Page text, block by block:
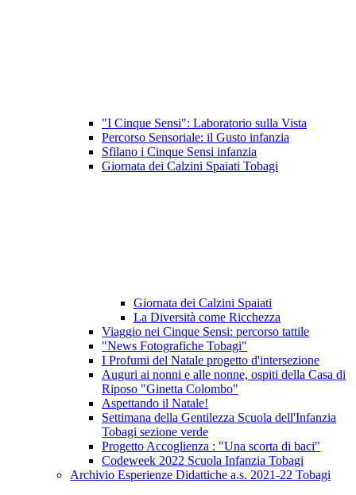
"I Cinque Sensi": Laboratorio sulla Vista
Percorso Sensoriale: il Gusto infanzia
Sfilano i Cinque Sensi infanzia
Giornata dei Calzini Spaiati Tobagi
Giornata dei Calzini Spaiati
La Diversità come Ricchezza
Viaggio nei Cinque Sensi: percorso tattile
"News Fotografiche Tobagi"
I Profumi del Natale progetto d'intersezione
Auguri ai nonni e alle nonne, ospiti della Casa di
Riposo "Ginetta Colombo"
Aspettando il Natale!
Settimana della Gentilezza Scuola dell'Infanzia
Tobagi sezione verde
Progetto Accoglienza : "Una scorta di baci"
Codeweek 2022 Scuola Infanzia Tobagi
Archivio Esperienze Didattiche a.s. 2021-22 Tobagi